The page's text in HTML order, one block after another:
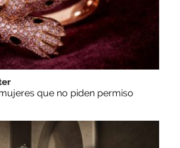
que no piden permiso